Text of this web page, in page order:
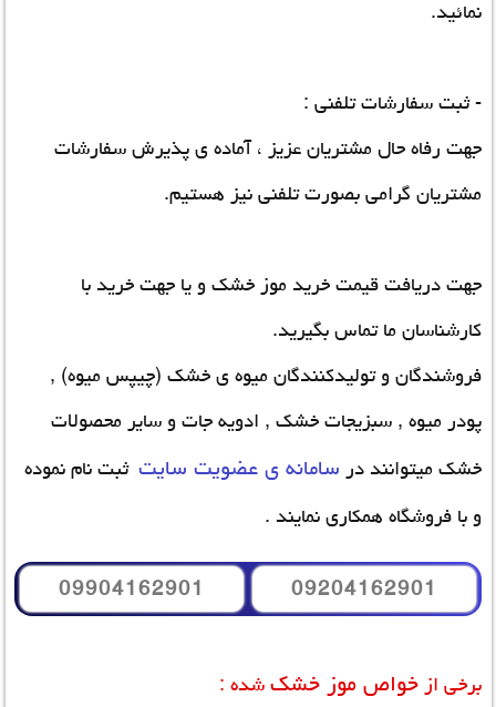
نمائید.
- ثبت سفارشات تلفنی :
جهت رفاه حال مشتریان عزیز ، آماده ی پذیرش سفارشات
مشتریان گرامی بصورت تلفنی نیز هستیم.
جهت دریافت قیمت خرید موز خشک و یا جهت خرید با
کارشناسان ما تماس بگیرید.
فروشندگان و تولیدکنندگان میوه ی خشک (چیپس میوه) ,
پودر میوه , سبزیجات خشک , ادویه جات و سایر محصولات
خشک میتوانند درسامانه ی عضویت سایت ثبت نام نموده
و با فروشگاه همکاری نمایند .
09204162901
09904162901
برخی ازخواص موز خشکشده :